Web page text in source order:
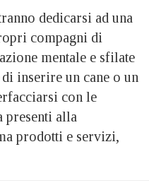
dedicarsi ad una
compagni di
mentale e sfilate
inserire un cane o un
con le
presenti alla
prodotti e servizi,